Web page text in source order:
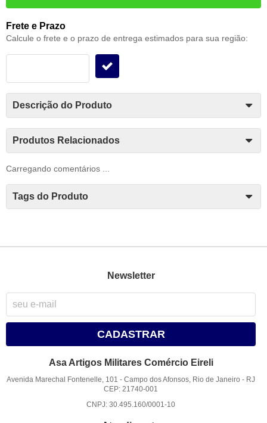
Frete e Prazo
Calcule o frete e o prazo de entrega estimados para sua região:
Descrição do Produto
Produtos Relacionados
Carregando comentários ...
Tags do Produto
Newsletter
CADASTRAR
Asa Artigos Militares Comércio Eireli
Avenida Marechal Fontenelle, 101 -Campo dos Afonsos, Rio de Janeiro - RJ
CEP: 21740-001
CNPJ: 30.495.160/0001-10